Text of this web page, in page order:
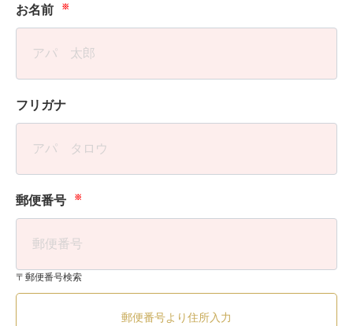
お名前 ※
フリガナ
郵便番号 ※
〒郵便番号検索
郵便番号より住所入力